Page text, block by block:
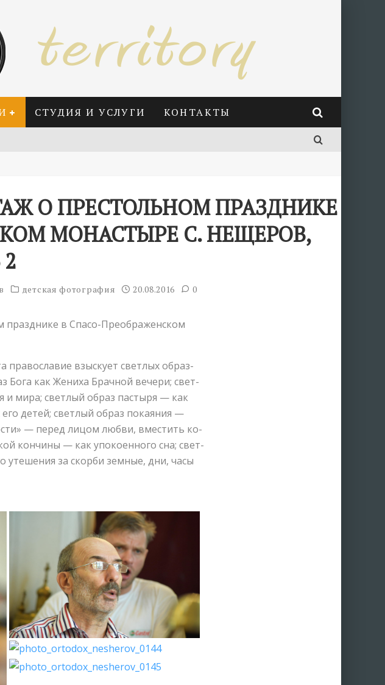
СТУДИЯ И УСЛУГИ КОНТАКТЫ
О ПРЕСТОЛЬНОМ ПРАЗДНИКЕ
МОНАСТЫРЕ С. НЕЩЕРОВ,
детская фотография 20.08.2016 0
в Спасо-Преображенском
взы­ску­ет свет­лых об­раз­
Бо­га как Же­ни­ха Брач­ной ве­че­ри; свет­
ми­ра; свет­лый об­раз пас­ты­ря — как
де­тей; свет­лый об­раз по­кая­ния —
— пе­ред ли­цом люб­ви, вме­стить ко­
кон­чи­ны — как упо­ко­ен­но­го сна; свет­
уте­ше­ния за скор­би зем­ные, дни, ча­сы